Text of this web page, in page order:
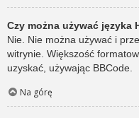
Czy można używać języka
Nie. Nie można używać i
witrynie. Większość
uzyskać, używając BBCode.
Na górę